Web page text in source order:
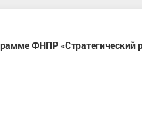
ФНПР «Стратегический